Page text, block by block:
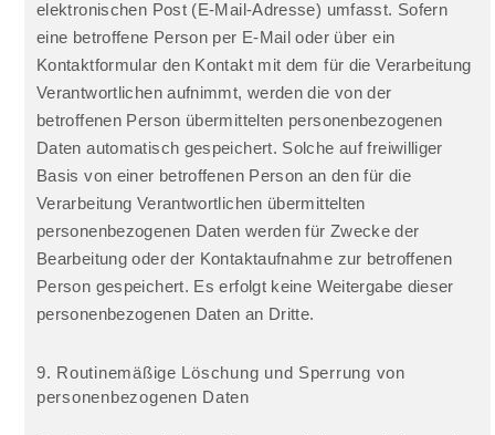
elektronischen Post (E-Mail-Adresse) umfasst. Sofern
eine betroffene Person per E-Mail oder über ein
Kontaktformular den Kontakt mit dem für die Verarbeitung
Verantwortlichen aufnimmt, werden die von der
betroffenen Person übermittelten personenbezogenen
Daten automatisch gespeichert. Solche auf freiwilliger
Basis von einer betroffenen Person an den für die
Verarbeitung Verantwortlichen übermittelten
personenbezogenen Daten werden für Zwecke der
Bearbeitung oder der Kontaktaufnahme zur betroffenen
Person gespeichert. Es erfolgt keine Weitergabe dieser
personenbezogenen Daten an Dritte.
9. Routinemäßige Löschung und Sperrung von
personenbezogenen Daten